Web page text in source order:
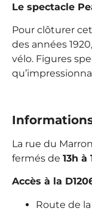
Le spectacle
Pour clôturer
des années
vélo. Figures
La rue du
fermés de 13h à
Accès à la
Route de